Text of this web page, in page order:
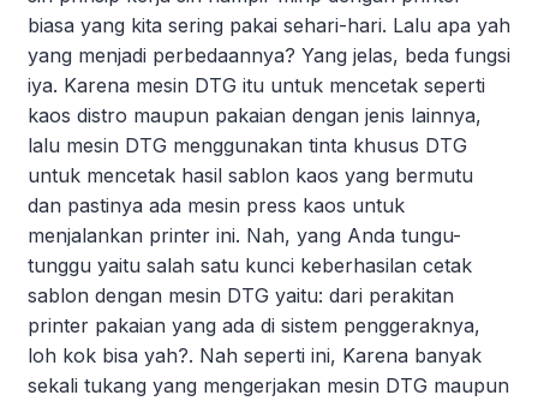
biasa yang kita sering pakai sehari-hari. Lalu apa yah
yang menjadi perbedaannya? Yang jelas, beda fungsi
iya. Karena mesin DTG itu untuk mencetak seperti
kaos distro maupun pakaian dengan jenis lainnya,
lalu mesin DTG menggunakan tinta khusus DTG
untuk mencetak hasil sablon kaos yang bermutu
dan pastinya ada mesin press kaos untuk
menjalankan printer ini. Nah, yang Anda tungu-
tunggu yaitu salah satu kunci keberhasilan cetak
sablon dengan mesin DTG yaitu: dari perakitan
printer pakaian yang ada di sistem penggeraknya,
loh kok bisa yah?. Nah seperti ini, Karena banyak
sekali tukang yang mengerjakan mesin DTG maupun